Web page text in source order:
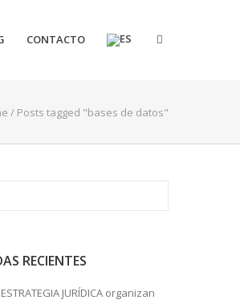
CONTACTO
/ Posts tagged "bases de datos"
RECIENTES
JURÍDICA organizan